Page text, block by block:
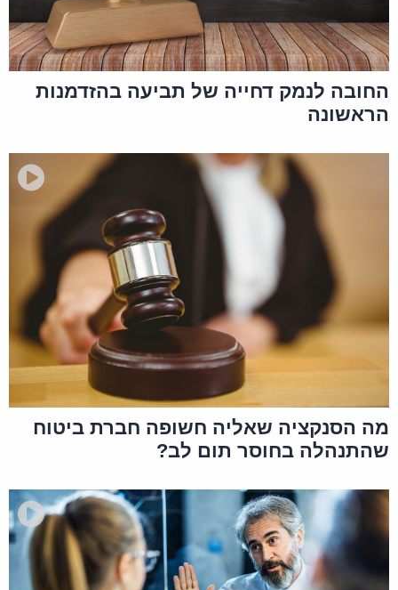
החובה לנמק דחייה של תביעה בהזדמנות
הראשונה
מה הסנקציה שאליה חשופה חברת ביטוח
שהתנהלה בחוסר תום לב?